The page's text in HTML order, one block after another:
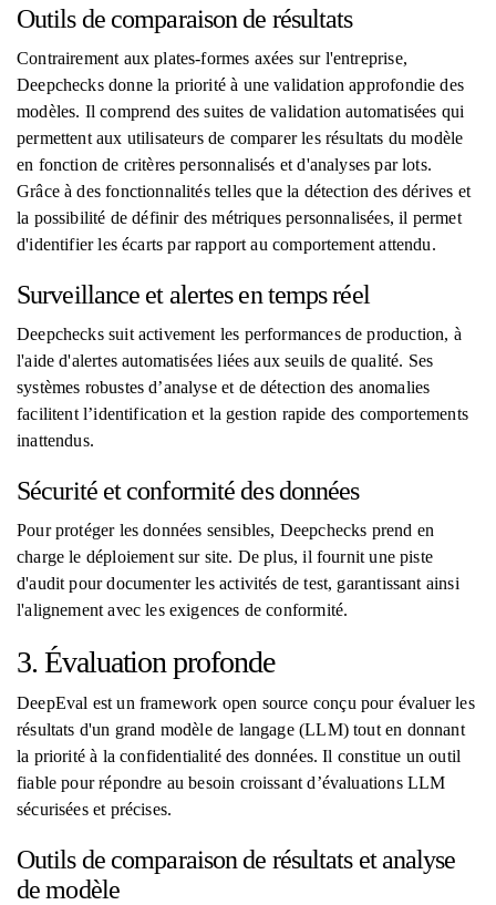
Outils de comparaison de résultats
Contrairement aux plates-formes axées sur l'entreprise,
Deepchecks donne la priorité à une validation approfondie des
modèles. Il comprend des suites de validation automatisées qui
permettent aux utilisateurs de comparer les résultats du modèle
en fonction de critères personnalisés et d'analyses par lots.
Grâce à des fonctionnalités telles que la détection des dérives et
la possibilité de définir des métriques personnalisées, il permet
d'identifier les écarts par rapport au comportement attendu.
Surveillance et alertes en temps réel
Deepchecks suit activement les performances de production, à
l'aide d'alertes automatisées liées aux seuils de qualité. Ses
systèmes robustes d’analyse et de détection des anomalies
facilitent l’identification et la gestion rapide des comportements
inattendus.
Sécurité et conformité des données
Pour protéger les données sensibles, Deepchecks prend en
charge le déploiement sur site. De plus, il fournit une piste
d'audit pour documenter les activités de test, garantissant ainsi
l'alignement avec les exigences de conformité.
3. Évaluation profonde
DeepEval est un framework open source conçu pour évaluer les
résultats d'un grand modèle de langage (LLM) tout en donnant
la priorité à la confidentialité des données. Il constitue un outil
fiable pour répondre au besoin croissant d’évaluations LLM
sécurisées et précises.
Outils de comparaison de résultats et analyse
de modèle